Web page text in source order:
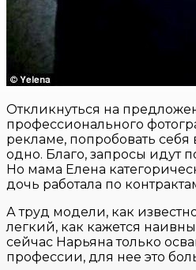
Откликнуться на
профессионального
рекламе, попробовать
одно. Благо, запросы идут
Но мама Елена
дочь работала по
А труд модели, как
легкий, как кажется
сейчас Нарьяна только
профессии, для нее это